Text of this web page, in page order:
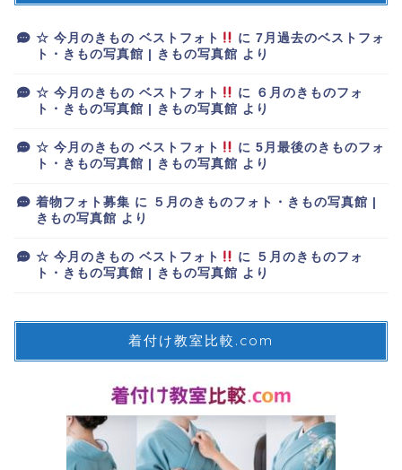
☆ 今月のきもの ベストフォト に7月過去のベストフォ
ト・きもの写真館 | きもの写真館 より
☆ 今月のきもの ベストフォト に
６月のきものフォ
ト・きもの写真館 | きもの写真館 より
☆ 今月のきもの ベストフォト に5月最後のきものフォ
ト・きもの写真館 | きもの写真館 より
着物フォト募集 に
５月のきものフォト・きもの写真館 |
きもの写真館 より
☆ 今月のきもの ベストフォト に
５月のきものフォ
ト・きもの写真館 | きもの写真館 より
着付け教室比較.com